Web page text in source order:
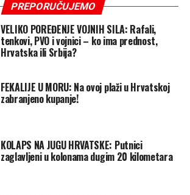
PREPORUČUJEMO
VELIKO POREĐENJE VOJNIH SILA: Rafali,
tenkovi, PVO i vojnici – ko ima prednost,
Hrvatska ili Srbija?
FEKALIJE U MORU: Na ovoj plaži u Hrvatskoj
zabranjeno kupanje!
KOLAPS NA JUGU HRVATSKE: Putnici
zaglavljeni u kolonama dugim 20 kilometara